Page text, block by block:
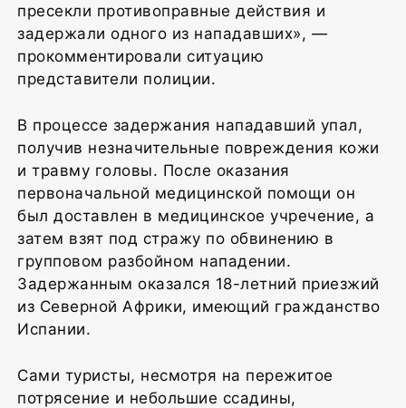
пресекли противоправные действия и
задержали одного из нападавших», —
прокомментировали ситуацию
представители полиции.
В процессе задержания нападавший упал,
получив незначительные повреждения кожи
и травму головы. После оказания
первоначальной медицинской помощи он
был доставлен в медицинское учречение, а
затем взят под стражу по обвинению в
групповом разбойном нападении.
Задержанным оказался 18-летний приезжий
из Северной Африки, имеющий гражданство
Испании.
Сами туристы, несмотря на пережитое
потрясение и небольшие ссадины,